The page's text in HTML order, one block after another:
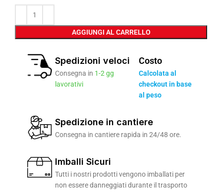
AGGIUNGI AL CARRELLO
Spedizioni veloci
Consegna in 1-2 gg
lavorativi
Costo
Calcolata al
checkout in base
al peso
Spedizione in cantiere
Consegna in cantiere rapida in 24/48 ore.
Imballi Sicuri
Tutti i nostri prodotti vengono imballati per
non essere danneggiati durante il trasporto